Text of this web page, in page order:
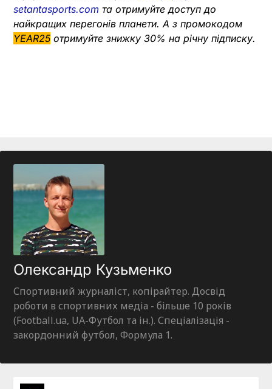
setantasports.com та отримуйте доступ до
найкращих перегонів планети. А з промокодом
YEAR25отримуйте знижку 30% на річну підписку.
Олександр Кузьменко
Спортивний журналіст, копірайтер. Досвід
роботи в спортивних медіа - більше 10 років
(Football.ua, UA-Футбол та ін.). Спеціалізація -
закордонний футбол, Формула 1.